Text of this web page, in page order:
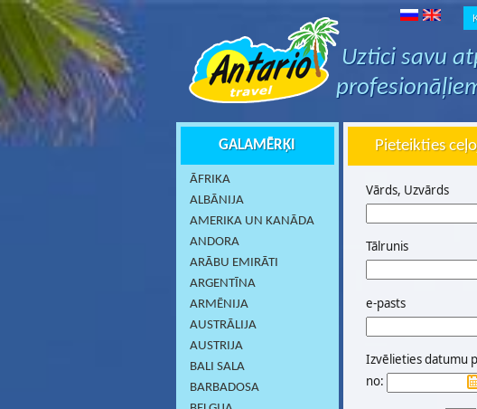
Uztici savu
GALAMĒRĶI
ĀFRIKA
ALBĀNIJA
AMERIKA UN KANĀDA
ANDORA
ARĀBU EMIRĀTI
ARGENTĪNA
ARMĒNIJA
AUSTRĀLIJA
AUSTRIJA
BALI SALA
BARBADOSA
Pieteikties
Vārds, Uzvārds
Tālrunis
e-pasts
Izvēlieties datumu
no: